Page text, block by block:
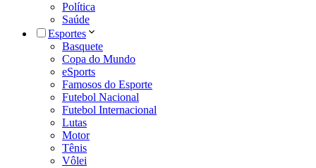
Política
Saúde
Esportes
Basquete
Copa do Mundo
eSports
Famosos do Esporte
Futebol Nacional
Futebol Internacional
Lutas
Motor
Tênis
Vôlei